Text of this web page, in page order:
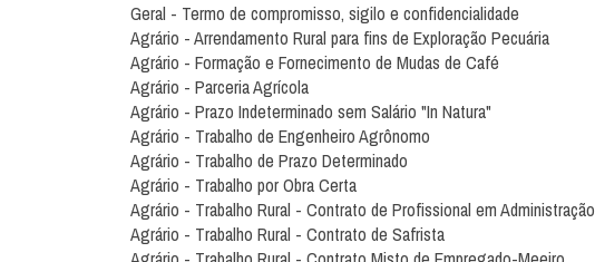
Geral - Termo de compromisso, sigilo e confidencialidade
Agrário - Arrendamento Rural para fins de Exploração Pecuária
Agrário - Formação e Fornecimento de Mudas de Café
Agrário - Parceria Agrícola
Agrário - Prazo Indeterminado sem Salário "In Natura"
Agrário - Trabalho de Engenheiro Agrônomo
Agrário - Trabalho de Prazo Determinado
Agrário - Trabalho por Obra Certa
Agrário - Trabalho Rural - Contrato de Profissional em Administração
Agrário - Trabalho Rural - Contrato de Safrista